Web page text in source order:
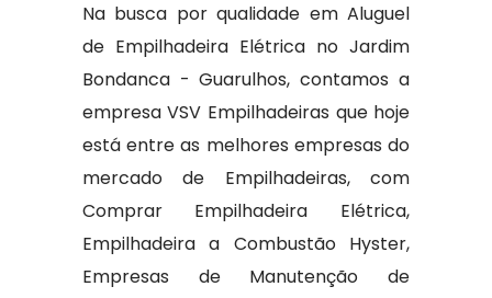
Na busca por qualidade em Aluguel
de Empilhadeira Elétrica no Jardim
Bondanca - Guarulhos, contamos a
empresa VSV Empilhadeiras que hoje
está entre as melhores empresas do
mercado de Empilhadeiras, com
Comprar Empilhadeira Elétrica,
Empilhadeira a Combustão Hyster,
Empresas de Manutenção de